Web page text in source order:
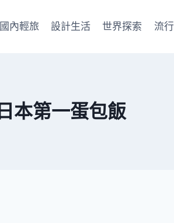
國內輕旅 設計生活 世界探索 流
日本第一蛋包飯